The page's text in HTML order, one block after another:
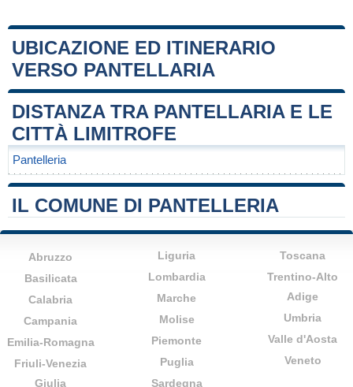
UBICAZIONE ED ITINERARIO
VERSO PANTELLARIA
+
−
Leaflet|Map data ©
DISTANZA TRA PANTELLARIA E LE
CITTÀ LIMITROFE
Pantelleria
IL COMUNE DI PANTELLERIA
Abruzzo
Basilicata
Calabria
Campania
Emilia-Romagna
Friuli-Venezia
Giulia
Liguria
Lombardia
Marche
Molise
Piemonte
Puglia
Sardegna
Toscana
Trentino-Alto
Adige
Umbria
Valle d'Aosta
Veneto